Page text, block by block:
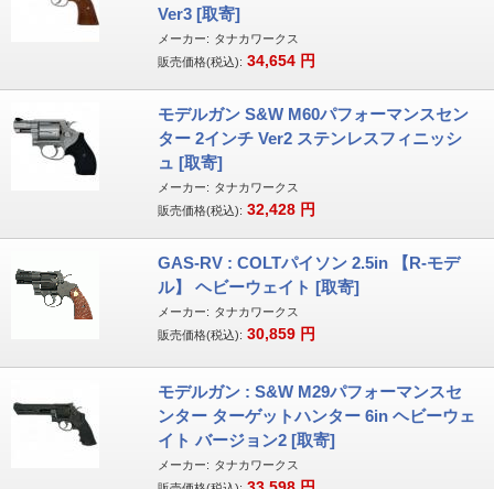
Ver3 [取寄]
メーカー: タナカワークス
販売価格(税込): 34,654 円
モデルガン S&W M60パフォーマンスセン
ター 2インチ Ver2 ステンレスフィニッシ
ュ [取寄]
メーカー: タナカワークス
販売価格(税込): 32,428 円
GAS-RV : COLTパイソン 2.5in 【R-モデ
ル】 ヘビーウェイト [取寄]
メーカー: タナカワークス
販売価格(税込): 30,859 円
モデルガン : S&W M29パフォーマンスセ
ンター ターゲットハンター 6in ヘビーウェ
イト バージョン2 [取寄]
メーカー: タナカワークス